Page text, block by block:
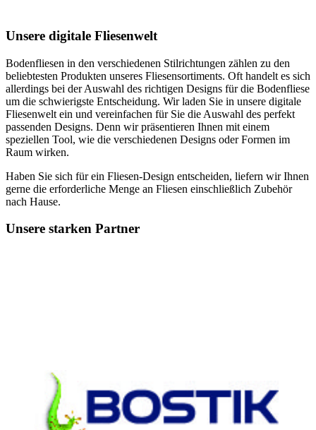
Unsere digitale Fliesenwelt
Bodenfliesen in den verschiedenen Stilrichtungen zählen zu den
beliebtesten Produkten unseres Fliesensortiments. Oft handelt es sich
allerdings bei der Auswahl des richtigen Designs für die Bodenfliese
um die schwierigste Entscheidung. Wir laden Sie in unsere digitale
Fliesenwelt ein und vereinfachen für Sie die Auswahl des perfekt
passenden Designs. Denn wir präsentieren Ihnen mit einem
speziellen Tool, wie die verschiedenen Designs oder Formen im
Raum wirken.
Haben Sie sich für ein Fliesen-Design entscheiden, liefern wir Ihnen
gerne die erforderliche Menge an Fliesen einschließlich Zubehör
nach Hause.
Unsere starken Partner